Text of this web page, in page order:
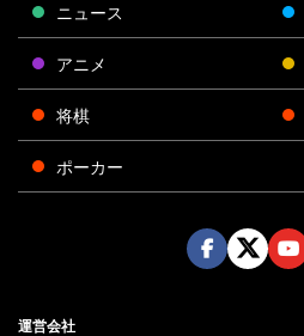
ニュース
アニメ
将棋
ポーカー
運営会社